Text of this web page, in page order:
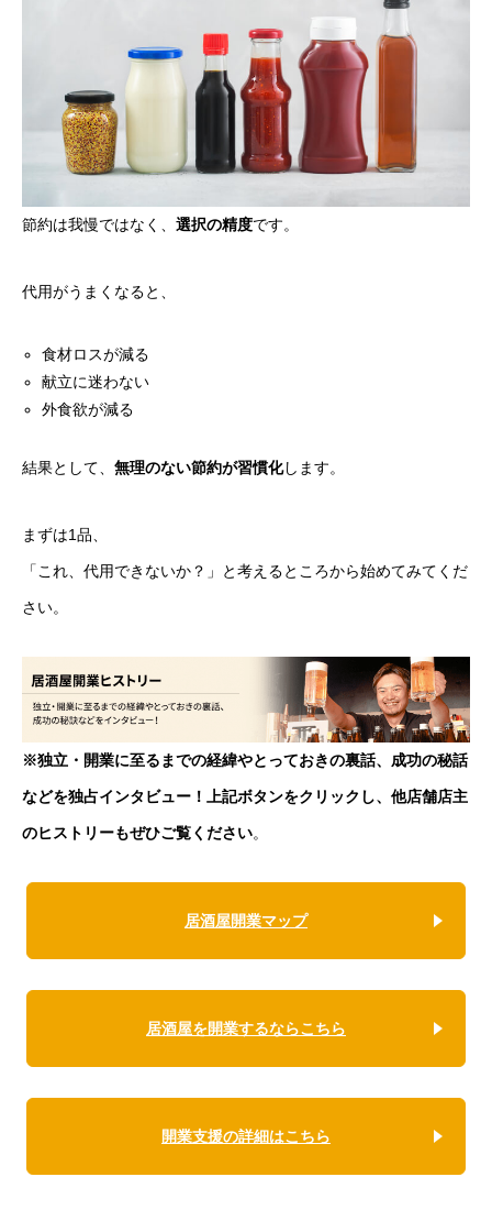
節約は我慢ではなく、 選択の精度です。
代用がうまくなると、
食材ロスが減る
献立に迷わない
外食欲が減る
結果として、 無理のない節約が習慣化します。
まずは1品、
「これ、代用できないか？」と考えるところから始めてみてくだ
さい。
※独立・開業に至るまでの経緯やとっておきの裏話、成功の秘話
などを独占インタビュー！上記ボタンをクリックし、他店舗店主
のヒストリーもぜひご覧ください。
居酒屋開業マップ
居酒屋を開業するならこちら
開業支援の詳細はこちら